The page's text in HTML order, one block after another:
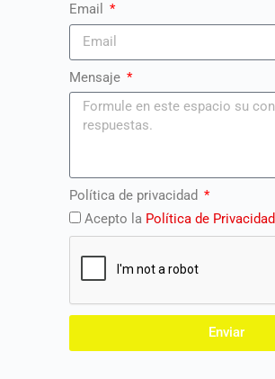
Email
Mensaje
Política de privacidad
Acepto la Política de Privacidad
Enviar